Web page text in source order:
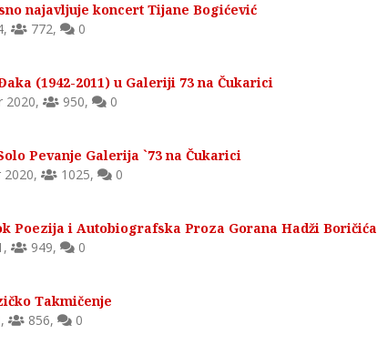
najavljuje koncert Tijane Bogićević
, 772, 0
(1942-2011) u Galeriji 73 na Čukarici
2020, 950, 0
Pevanje Galerija `73 na Čukarici
2020, 1025, 0
Poezija i Autobiografska Proza Gorana Hadži Boričića
, 949, 0
Takmičenje
, 856, 0